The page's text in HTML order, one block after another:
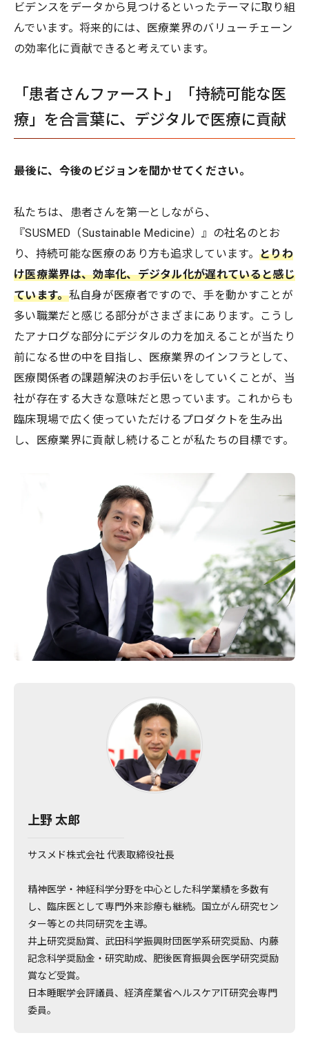
ビデンスをデータから見つけるといったテーマに取り組
んでいます。将来的には、医療業界のバリューチェーン
の効率化に貢献できると考えています。
「患者さんファースト」「持続可能な医
療」を合言葉に、デジタルで医療に貢献
――最後に、今後のビジョンを聞かせてください。
私たちは、患者さんを第一としながら、
『SUSMED（Sustainable Medicine）』の社名のとお
り、持続可能な医療のあり方も追求しています。とりわ
け医療業界は、効率化、デジタル化が遅れていると感じ
ています。私自身が医療者ですので、手を動かすことが
多い職業だと感じる部分がさまざまにあります。こうし
たアナログな部分にデジタルの力を加えることが当たり
前になる世の中を目指し、医療業界のインフラとして、
医療関係者の課題解決のお手伝いをしていくことが、当
社が存在する大きな意味だと思っています。これからも
臨床現場で広く使っていただけるプロダクトを生み出
し、医療業界に貢献し続けることが私たちの目標です。
上野 太郎
サスメド株式会社 代表取締役社長
精神医学・神経科学分野を中心とした科学業績を多数有
し、臨床医として専門外来診療も継続。国立がん研究セン
ター等との共同研究を主導。
井上研究奨励賞、武田科学振興財団医学系研究奨励、内藤
記念科学奨励金・研究助成、肥後医育振興会医学研究奨励
賞など受賞。
日本睡眠学会評議員、経済産業省ヘルスケアIT研究会専門
委員。